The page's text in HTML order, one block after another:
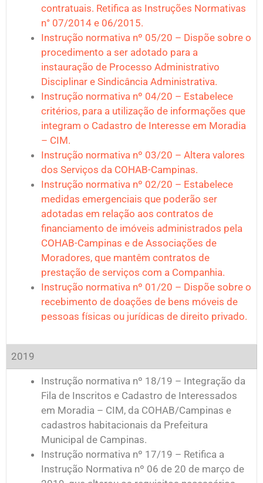
contratuais. Retifica as Instruções Normativas
n° 07/2014 e 06/2015.
Instrução normativa nº 05/20 – Dispõe sobre o
procedimento a ser adotado para a
instauração de Processo Administrativo
Disciplinar e Sindicância Administrativa.
Instrução normativa nº 04/20 – Estabelece
critérios, para a utilização de informações que
integram o Cadastro de Interesse em Moradia
– CIM.
Instrução normativa nº 03/20 – Altera valores
dos Serviços da COHAB-Campinas.
Instrução normativa nº 02/20 – Estabelece
medidas emergenciais que poderão ser
adotadas em relação aos contratos de
financiamento de imóveis administrados pela
COHAB-Campinas e de Associações de
Moradores, que mantêm contratos de
prestação de serviços com a Companhia.
Instrução normativa nº 01/20 – Dispõe sobre o
recebimento de doações de bens móveis de
pessoas físicas ou jurídicas de direito privado.
2019
Instrução normativa nº 18/19 – Integração da
Fila de Inscritos e Cadastro de Interessados
em Moradia – CIM, da COHAB/Campinas e
cadastros habitacionais da Prefeitura
Municipal de Campinas.
Instrução normativa nº 17/19 – Retifica a
Instrução Normativa nº 06 de 20 de março de